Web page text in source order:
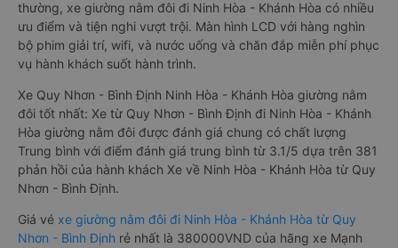
thường, xe giường nằm đôi đi Ninh Hòa - Khánh Hòa có nhiều
ưu điểm và tiện nghi vượt trội. Màn hình LCD với hàng nghìn
bộ phim giải trí, wifi, và nước uống và chăn đắp miễn phí phục
vụ hành khách suốt hành trình.
Xe Quy Nhơn - Bình Định Ninh Hòa - Khánh Hòa giường nằm
đôi tốt nhất: Xe từ Quy Nhơn - Bình Định đi Ninh Hòa - Khánh
Hòa giường nằm đôi được đánh giá chung có chất lượng
Trung bình với điểm đánh giá trung bình từ 3.1/5 dựa trên 381
phản hồi của hành khách Xe về Ninh Hòa - Khánh Hòa từ Quy
Nhơn - Bình Định.
Giá vé xe giường nằm đôi đi Ninh Hòa - Khánh Hòa từ Quy
Nhơn - Bình Định rẻ nhất là 380000VND của hãng xe Mạnh